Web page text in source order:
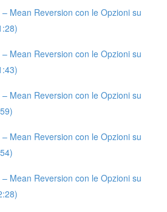
– Mean Reversion con le Opzioni su
– Mean Reversion con le Opzioni su
– Mean Reversion con le Opzioni su
– Mean Reversion con le Opzioni su
– Mean Reversion con le Opzioni su